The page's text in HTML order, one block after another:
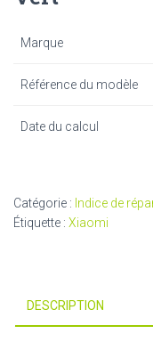
Marque
Référence du modèle
Date du calcul
Catégorie : Indice de
Étiquette : Xiaomi
DESCRIPTION